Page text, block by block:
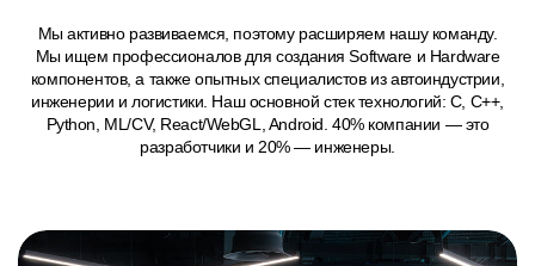
Мы активно развиваемся, поэтому расширяем нашу команду.
Мы ищем профессионалов для создания Software и Hardware
компонентов, а также опытных специалистов из автоиндустрии,
инженерии и логистики. Наш основной стек технологий: C, C++,
Python, ML/CV, React/WebGL, Android. 40% компании — это
разработчики и 20% — инженеры.